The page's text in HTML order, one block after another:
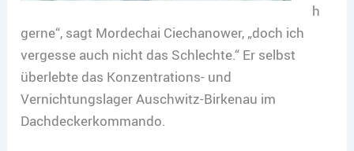
h
gerne“, sagt Mordechai Ciechanower, „doch ich
vergesse auch nicht das Schlechte.“ Er selbst
überlebte das Konzentrations- und
Vernichtungslager Auschwitz-Birkenau im
Dachdeckerkommando.